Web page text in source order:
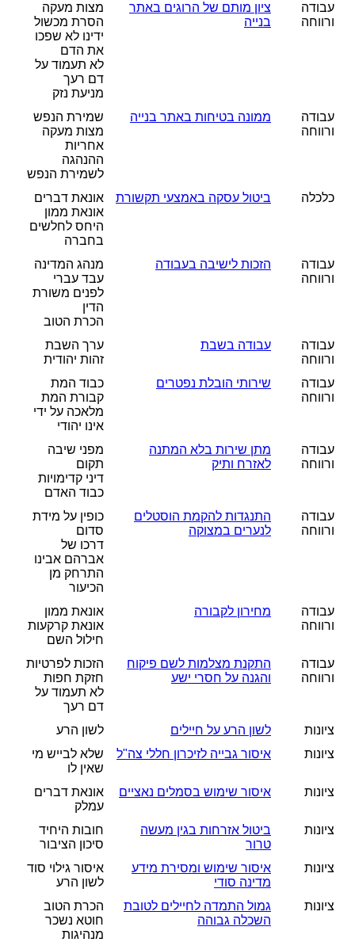
עבודה
ורווחה
ציון מותם של הרוגים באתר
בנייה
מצות מעקה
הסרת מכשול
ידינו לא שפכו
את הדם
לא תעמוד על
דם רעך
מניעת נזק
עבודה
ורווחה
ממונה בטיחות באתר בנייה
שמירת הנפש
מצות מעקה
אחריות
ההנהגה
לשמירת הנפש
כלכלה
ביטול עסקה באמצעי תקשורת
אונאת דברים
אונאת ממון
היחס לחלשים
בחברה
עבודה
ורווחה
הזכות לישיבה בעבודה
מנהג המדינה
עבד עברי
לפנים משורת
הדין
הכרת הטוב
עבודה
ורווחה
עבודה בשבת
ערך השבת
זהות יהודית
עבודה
ורווחה
שירותי הובלת נפטרים
כבוד המת
קבורת המת
מלאכה על ידי
אינו יהודי
עבודה
ורווחה
מתן שירות בלא המתנה
לאזרח ותיק
מפני שיבה
תקום
דיני קדימויות
כבוד האדם
עבודה
ורווחה
התנגדות להקמת הוסטלים
לנערים במצוקה
כופין על מידת
סדום
דרכו של
אברהם אבינו
התרחק מן
הכיעור
עבודה
ורווחה
מחירון לקבורה
אונאת ממון
אונאת קרקעות
חילול השם
עבודה
ורווחה
התקנת מצלמות לשם פיקוח
והגנה על חסרי ישע
הזכות לפרטיות
חזקת חפות
לא תעמוד על
דם רעך
ציונות
לשון הרע על חיילים
לשון הרע
ציונות
איסור גבייה לזיכרון חללי צה"ל
שלא לבייש מי
שאין לו
ציונות
איסור שימוש בסמלים נאציים
אונאת דברים
עמלק
ציונות
ביטול אזרחות בגין מעשה
טרור
חובות היחיד
סיכון הציבור
ציונות
איסור שימוש ומסירת מידע
מדינה סודי
איסור גילוי סוד
לשון הרע
ציונות
גמול התמדה לחיילים לטובת
השכלה גבוהה
הכרת הטוב
חוטא נשכר
מנהיגות